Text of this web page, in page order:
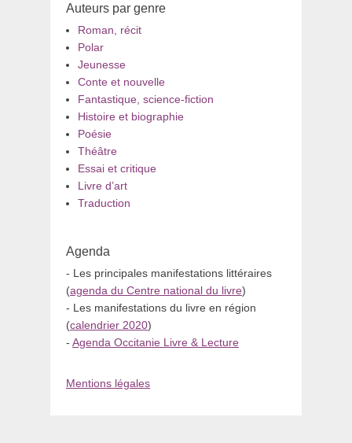
Auteurs par genre
Roman, récit
Polar
Jeunesse
Conte et nouvelle
Fantastique, science-fiction
Histoire et biographie
Poésie
Théâtre
Essai et critique
Livre d’art
Traduction
Agenda
- Les principales manifestations littéraires
(agenda du Centre national du livre)
- Les manifestations du livre en région
(calendrier 2020)
- Agenda Occitanie Livre & Lecture
Mentions légales